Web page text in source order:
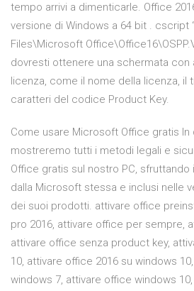
tempo arrivi a dimenticarle. Office
versione di Windows a 64 bit . cscript
Files\Microsoft
dovresti ottenere una schermata con
licenza, come il nome della licenza, il
caratteri del codice Product Key.
Come usare Microsoft Office gratis
mostreremo tutti i metodi legali e
Office gratis sul nostro PC,
dalla Microsoft stessa e inclusi nelle
dei suoi prodotti. attivare office
pro 2016, attivare office per sempre,
attivare office senza product key,
10, attivare office 2016 su windows
windows 7, attivare office windows